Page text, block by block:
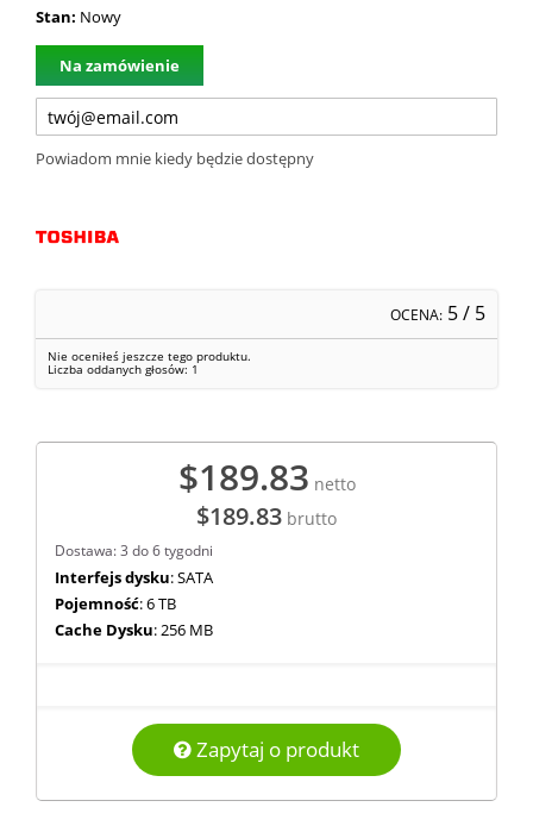
Stan: Nowy
Na zamówienie
Powiadom mnie kiedy będzie dostępny
OCENA: 5/ 5
Nie oceniłeś jeszcze tego produktu.
Liczba oddanych głosów: 1
$189.83 netto
$189.83 brutto
Dostawa: 3 do 6 tygodni
Interfejs dysku: SATA
Pojemność: 6 TB
Cache Dysku: 256 MB
Zapytaj o produkt